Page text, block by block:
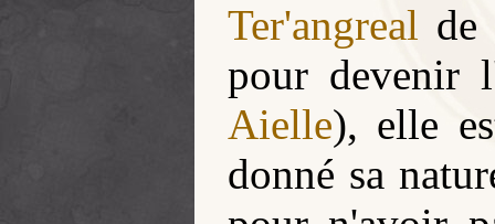
Ter'angreal de
pour devenir
Aielle), elle
donné sa